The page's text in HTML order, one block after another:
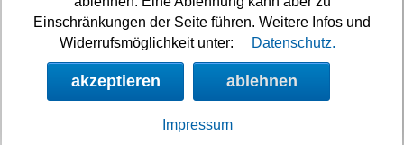
Vertrag
widerrufen
Einschränkungen der Seite führen. Weitere Infos und
Widerrufsmöglichkeit unter:
Datenschutz.
akzeptieren ablehnen
Impressum